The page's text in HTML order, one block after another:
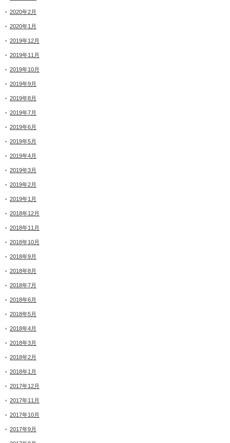
2020年2月
2020年1月
2019年12月
2019年11月
2019年10月
2019年9月
2019年8月
2019年7月
2019年6月
2019年5月
2019年4月
2019年3月
2019年2月
2019年1月
2018年12月
2018年11月
2018年10月
2018年9月
2018年8月
2018年7月
2018年6月
2018年5月
2018年4月
2018年3月
2018年2月
2018年1月
2017年12月
2017年11月
2017年10月
2017年9月